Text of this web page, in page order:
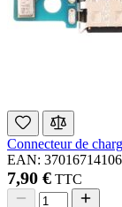
Connecteur de
EAN:
7,90 € TTC